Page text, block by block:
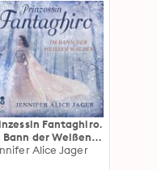
Fantaghiro.
Bann der Weißen
Alice Jager